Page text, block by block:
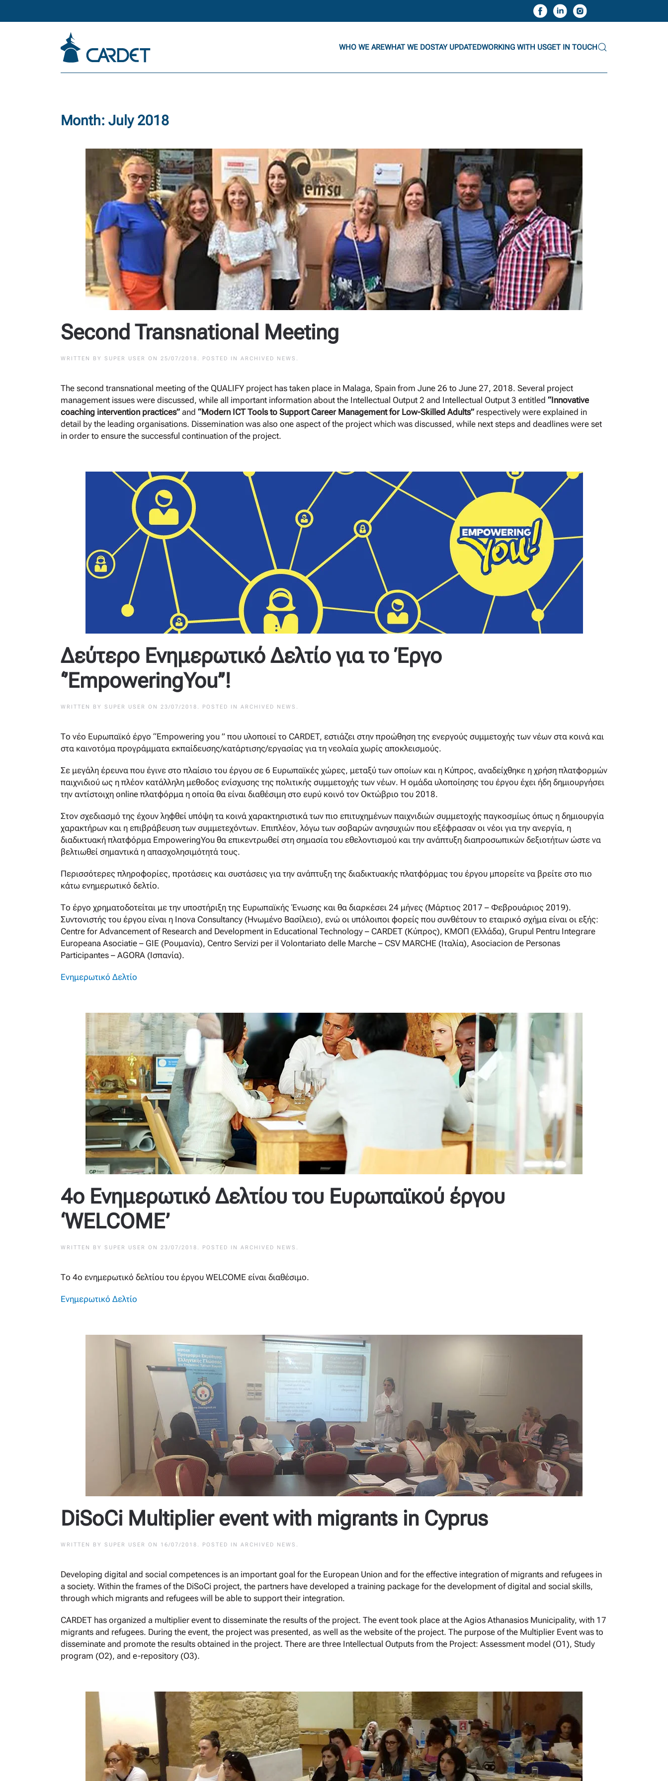
Skip to main content
WHO WE AREWHAT WE DOSTAY UPDATEDWORKING WITH USGET IN TOUCH
Month: July 2018
Second Transnational Meeting
WRITTEN BY SUPER USER ON 25/07/2018 . POSTED IN ARCHIVED NEWS .
The second transnational meeting of the QUALIFY project has taken place in Malaga, Spain from June 26 to June 27, 2018. Several project
management issues were discussed, while all important information about the Intellectual Output 2 and Intellectual Output 3 entitled “Innovative
coaching intervention practices” and “Modern ICT Tools to Support Career Management for Low-Skilled Adults” respectively were explained in
detail by the leading organisations. Dissemination was also one aspect of the project which was discussed, while next steps and deadlines were set
in order to ensure the successful continuation of the project.
Δεύτερο Ενημερωτικό Δελτίο για το Έργο
‘’EmpoweringYou’’!
WRITTEN BY SUPER USER ON 23/07/2018 . POSTED IN ARCHIVED NEWS .
Το νέο Ευρωπαϊκό έργο “Empowering you ” που υλοποιεί το CARDET, εστιάζει στην προώθηση της ενεργούς συμμετοχής των νέων στα κοινά και
στα καινοτόμα προγράμματα εκπαίδευσης/κατάρτισης/εργασίας για τη νεολαία χωρίς αποκλεισμούς.
Σε μεγάλη έρευνα που έγινε στο πλαίσιο του έργου σε 6 Ευρωπαϊκές χώρες, μεταξύ των οποίων και η Κύπρος, αναδείχθηκε η χρήση πλατφορμών
παιχνιδιού ως η πλέον κατάλληλη μεθοδος ενίσχυσης της πολιτικής συμμετοχής των νέων. Η ομάδα υλοποίησης του έργου έχει ήδη δημιουργήσει
την αντίστοιχη online πλατφόρμα η οποία θα είναι διαθέσιμη στο ευρύ κοινό τον Οκτώβριο του 2018.
Στον σχεδιασμό της έχουν ληφθεί υπόψη τα κοινά χαρακτηριστικά των πιο επιτυχημένων παιχνιδιών συμμετοχής παγκοσμίως όπως η δημιουργία
χαρακτήρων και η επιβράβευση των συμμετεχόντων. Επιπλέον, λόγω των σοβαρών ανησυχιών που εξέφρασαν οι νέοι για την ανεργία, η
διαδικτυακή πλατφόρμα EmpoweringYou θα επικεντρωθεί στη σημασία του εθελοντισμού και την ανάπτυξη διαπροσωπικών δεξιοτήτων ώστε να
βελτιωθεί σημαντικά η απασχολησιμότητά τους.
Περισσότερες πληροφορίες, προτάσεις και συστάσεις για την ανάπτυξη της διαδικτυακής πλατφόρμας του έργου μπορείτε να βρείτε στο πιο
κάτω ενημερωτικό δελτίο.
Το έργο χρηματοδοτείται με την υποστήριξη της Ευρωπαϊκής Ένωσης και θα διαρκέσει 24 μήνες (Μάρτιος 2017 – Φεβρουάριος 2019).
Συντονιστής του έργου είναι η Inova Consultancy (Ηνωμένο Βασίλειο), ενώ οι υπόλοιποι φορείς που συνθέτουν το εταιρικό σχήμα είναι οι εξής:
Centre for Advancement of Research and Development in Educational Technology – CARDET (Κύπρος), ΚΜΟΠ (Ελλάδα), Grupul Pentru Integrare
Europeana Asociatie – GIE (Ρουμανία), Centro Servizi per il Volontariato delle Marche – CSV MARCHE (Ιταλία), Asociacion de Personas
Participantes – AGORA (Ισπανία).
Ενημερωτικό Δελτίο
4ο Ενημερωτικό Δελτίου του Ευρωπαϊκού έργου
‘WELCOME’
WRITTEN BY SUPER USER ON 23/07/2018 . POSTED IN ARCHIVED NEWS .
Το 4ο ενημερωτικό δελτίου του έργου WELCOME είναι διαθέσιμο.
Ενημερωτικό Δελτίο
DiSoCi Multiplier event with migrants in Cyprus
WRITTEN BY SUPER USER ON 16/07/2018 . POSTED IN ARCHIVED NEWS .
Developing digital and social competences is an important goal for the European Union and for the effective integration of migrants and refugees in
a society. Within the frames of the DiSoCi project, the partners have developed a training package for the development of digital and social skills,
through which migrants and refugees will be able to support their integration.
CARDET has organized a multiplier event to disseminate the results of the project. The event took place at the Agios Athanasios Municipality, with 17
migrants and refugees. During the event, the project was presented, as well as the website of the project. The purpose of the Multiplier Event was to
disseminate and promote the results obtained in the project. There are three Intellectual Outputs from the Project: Assessment model (O1), Study
program (O2), and e-repository (O3).